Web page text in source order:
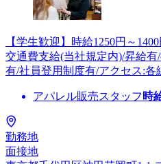
【学生歓迎】時給1250円～
交通費支給(当社規定内)/昇給
有/社員登用制度有/アクセス:各
アパレル販売スタッフ 時
勤務地
面接地